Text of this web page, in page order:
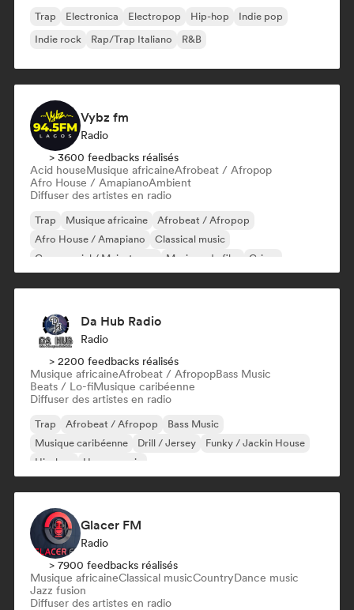
Trap Electronica Electropop Hip-hop
Indie pop
Indie rock
Rap/Trap Italiano R&B
Vybz fm
Radio
> 3600 feedbacks réalisés
Acid houseMusique africaineAfrobeat / Afropop
Afro House / AmapianoAmbient
Diffuser des artistes en radio
Trap Musique africaine
Afrobeat / Afropop
Afro House / Amapiano
Classical music
Commercial / Mainstream
Musique de film Grime
Da Hub Radio
Radio
> 2200 feedbacks réalisés
Musique africaineAfrobeat / AfropopBass Music
Beats / Lo-fiMusique caribéenne
Diffuser des artistes en radio
Trap Afrobeat / Afropop
Bass Music
Musique caribéenne
Drill / Jersey
Funky / Jackin House
Hip-hop
House music
Glacer FM
Radio
> 7900 feedbacks réalisés
Musique africaineClassical musicCountryDance music
Jazz fusion
Diffuser des artistes en radio